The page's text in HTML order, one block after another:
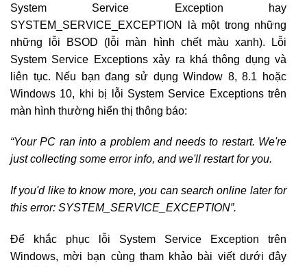
System Service Exception hay
SYSTEM_SERVICE_EXCEPTION là một trong những
những lỗi BSOD (lỗi màn hình chết màu xanh). Lỗi
System Service Exceptions xảy ra khá thông dụng và
liên tục. Nếu bạn đang sử dụng Window 8, 8.1 hoặc
Windows 10, khi bị lỗi System Service Exceptions trên
màn hình thường hiển thị thông báo:
“Your PC ran into a problem and needs to restart. We're
just collecting some error info, and we'll restart for you.
If you'd like to know more, you can search online later for
this error: SYSTEM_SERVICE_EXCEPTION”.
Để khắc phục lỗi System Service Exception trên
Windows, mời bạn cùng tham khảo bài viết dưới đây